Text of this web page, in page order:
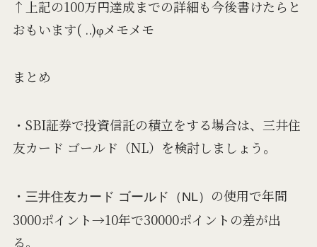
↑上記の100万円達成までの詳細も今後書けたらと
おもいます( ..)φメモメモ
まとめ
・SBI証券で投資信託の積立をする場合は、三井住
友カード ゴールド（NL）を検討しましょう。
・ 三井住友カード ゴールド（NL）
の使用で年間
3000ポイント→10年で30000ポイントの差が出
る。